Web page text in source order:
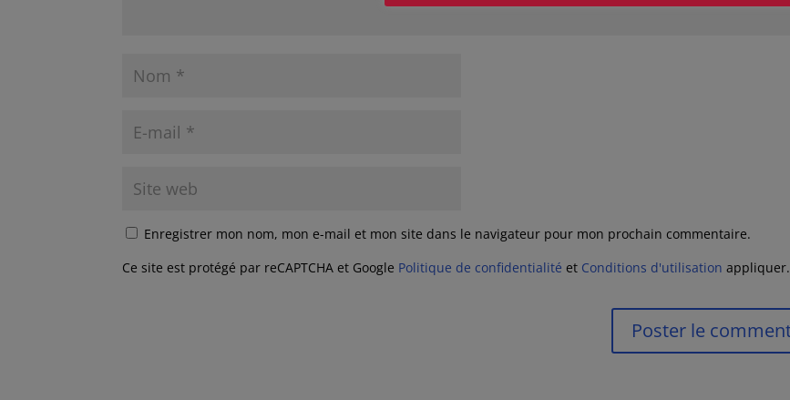
Enregistrer mon nom, mon e-mail et mon site dans le navigateur pour mon prochain commentaire.
Ce site est protégé par reCAPTCHA et Google Politique de confidentialité et Conditions d'utilisation appliquer.